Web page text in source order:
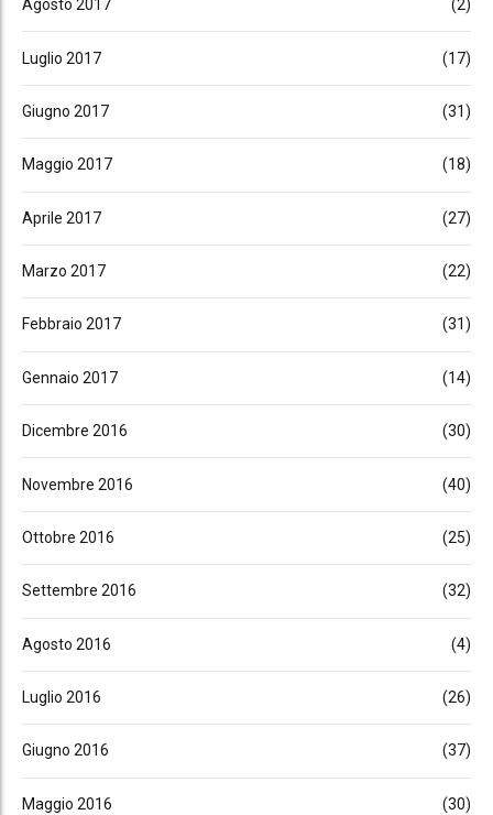
Agosto 2017 (2)
Luglio 2017 (17)
Giugno 2017 (31)
Maggio 2017 (18)
Aprile 2017 (27)
Marzo 2017 (22)
Febbraio 2017 (31)
Gennaio 2017 (14)
Dicembre 2016 (30)
Novembre 2016 (40)
Ottobre 2016 (25)
Settembre 2016 (32)
Agosto 2016 (4)
Luglio 2016 (26)
Giugno 2016 (37)
Maggio 2016 (30)